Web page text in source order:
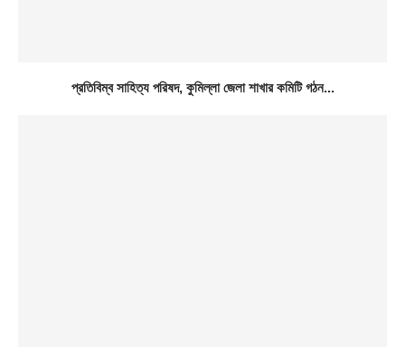
প্রতিবিম্ব সাহিত্য পরিষদ, কুমিল্লা জেলা শাখার কমিটি গঠন...